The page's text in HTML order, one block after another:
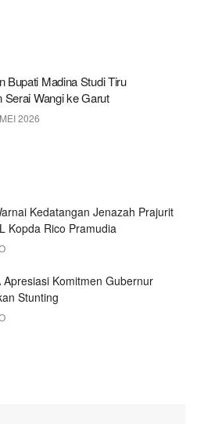
Bupati Madina Studi Tiru
Serai Wangi ke Garut
2026
Kedatangan Jenazah Prajurit
Kopda Rico Pramudia
Apresiasi Komitmen Gubernur
Stunting